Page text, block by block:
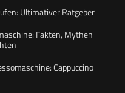
Ultimativer Ratgeber
Fakten, Mythen
Cappuccino